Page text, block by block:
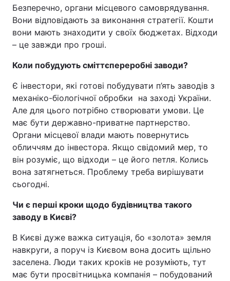
Безперечно, органи місцевого самоврядування.
Вони відповідають за виконання стратегії. Кошти
вони мають знаходити у своїх бюджетах. Відходи
– це завжди про гроші.
Коли побудують сміттєпереробні заводи?
Є інвестори, які готові побудувати п’ять заводів з
механіко-біологічної обробки на заході України.
Але для цього потрібно створювати умови. Це
має бути державно-приватне партнерство.
Органи місцевої влади мають повернутись
обличчям до інвестора. Якщо свідомий мер, то
він розуміє, що відходи – це його петля. Колись
вона затягнеться. Проблему треба вирішувати
сьогодні.
Чи є перші кроки щодо будівництва такого
заводу в Києві?
В Києві дуже важка ситуація, бо «золота» земля
навкруги, а поруч із Києвом вона досить щільно
заселена. Люди таких кроків не розуміють, тут
має бути просвітницька компанія – побудований